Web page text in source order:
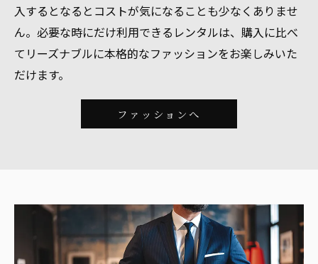
入するとなるとコストが気になることも少なくありませ
ん。必要な時にだけ利用できるレンタルは、購入に比べ
てリーズナブルに本格的なファッションをお楽しみいた
だけます。
ファッションへ